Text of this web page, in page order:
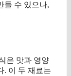
들 수 있으나,
은 맛과 영양
. 이 두 재료는